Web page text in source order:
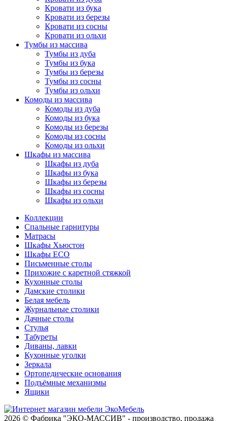
Кровати из бука
Кровати из березы
Кровати из сосны
Кровати из ольхи
Тумбы из массива
Тумбы из дуба
Тумбы из бука
Тумбы из березы
Тумбы из сосны
Тумбы из ольхи
Комоды из массива
Комоды из дуба
Комоды из бука
Комоды из березы
Комоды из сосны
Комоды из ольхи
Шкафы из массива
Шкафы из дуба
Шкафы из бука
Шкафы из березы
Шкафы из сосны
Шкафы из ольхи
Коллекции
Спальные гарнитуры
Матрасы
Шкафы Хьюстон
Шкафы ECO
Письменные столы
Прихожие с каретной стяжкой
Кухонные столы
Дамские столики
Белая мебель
Журнальные столики
Дачные столы
Стулья
Табуреты
Диваны, лавки
Кухонные уголки
Зеркала
Ортопедические основания
Подъёмные механизмы
Ящики
2026 © Фабрика "ЭКО-МАССИВ" - производство, продажа